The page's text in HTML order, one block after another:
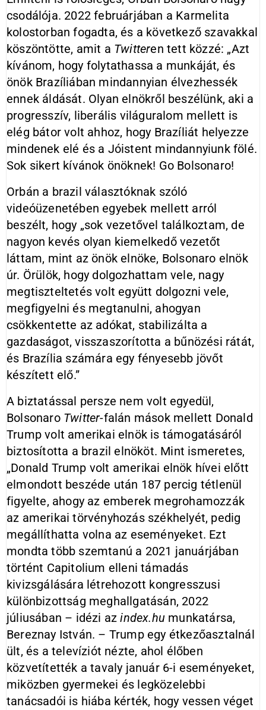
csodálója. 2022 februárjában a Karmelita
kolostorban fogadta, és a következő szavakkal
köszöntötte, amit a Twitteren tett közzé: „Azt
kívánom, hogy folytathassa a munkáját, és
önök Brazíliában mindannyian élvezhessék
ennek áldását. Olyan elnökről beszélünk, aki a
progresszív, liberális világuralom mellett is
elég bátor volt ahhoz, hogy Brazíliát helyezze
mindenek elé és a Jóistent mindannyiunk fölé.
Sok sikert kívánok önöknek! Go Bolsonaro!
Orbán a brazil választóknak szóló
videóüzenetében egyebek mellett arról
beszélt, hogy „sok vezetővel találkoztam, de
nagyon kevés olyan kiemelkedő vezetőt
láttam, mint az önök elnöke, Bolsonaro elnök
úr. Örülök, hogy dolgozhattam vele, nagy
megtiszteltetés volt együtt dolgozni vele,
megfigyelni és megtanulni, ahogyan
csökkentette az adókat, stabilizálta a
gazdaságot, visszaszorította a bűnözési rátát,
és Brazília számára egy fényesebb jövőt
készített elő.”
A biztatással persze nem volt egyedül,
Bolsonaro Twitter-falán mások mellett Donald
Trump volt amerikai elnök is támogatásáról
biztosította a brazil elnököt. Mint ismeretes,
„Donald Trump volt amerikai elnök hívei előtt
elmondott beszéde után 187 percig tétlenül
figyelte, ahogy az emberek megrohamozzák
az amerikai törvényhozás székhelyét, pedig
megállíthatta volna az eseményeket. Ezt
mondta több szemtanú a 2021 januárjában
történt Capitolium elleni támadás
kivizsgálására létrehozott kongresszusi
különbizottság meghallgatásán, 2022
júliusában – idézi azindex.hu munkatársa,
Bereznay István. – Trump egy étkezőasztalnál
ült, és a televíziót nézte, ahol élőben
közvetítették a tavaly január 6-i eseményeket,
miközben gyermekei és legközelebbi
tanácsadói is hiába kérték, hogy vessen véget